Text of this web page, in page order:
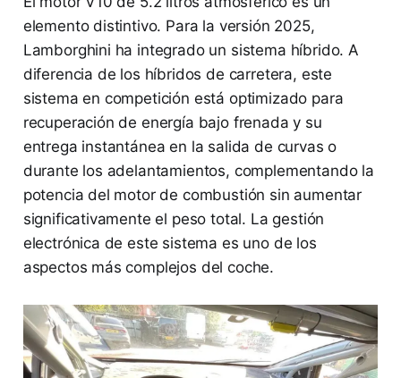
elemento distintivo. Para la versión 2025,
Lamborghini ha integrado un sistema híbrido. A
diferencia de los híbridos de carretera, este
sistema en competición está optimizado para
recuperación de energía bajo frenada y su
entrega instantánea en la salida de curvas o
durante los adelantamientos, complementando la
potencia del motor de combustión sin aumentar
significativamente el peso total. La gestión
electrónica de este sistema es uno de los
aspectos más complejos del coche.